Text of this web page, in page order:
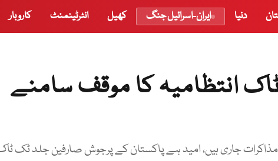
دنیا ایران-اسرائیل جنگ کھیل انٹرٹینمنٹ کاروبار
انتظامیہ کا موقف سامنے
جاری ہیں، امید ہے پاکستان کے پرجوش صارفین جلد ٹک